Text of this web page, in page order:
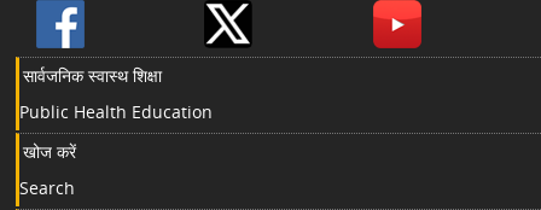
सार्वजनिक स्वास्थ शिक्षा
Public Health Education
खोज करें
Search